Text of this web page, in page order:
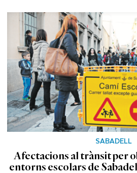
SABADELL
Afectacions al trànsit per
entorns escolars de